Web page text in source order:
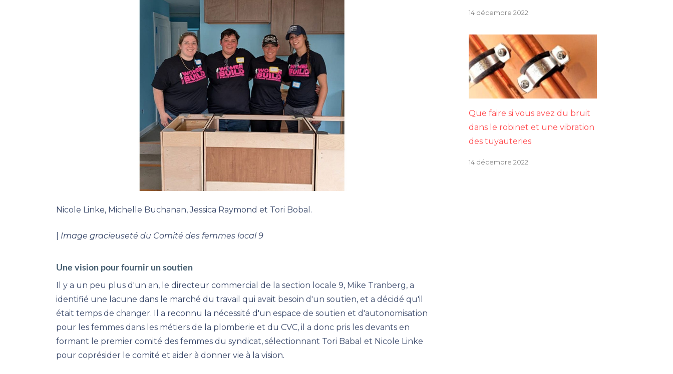
Nicole Linke, Michelle Buchanan, Jessica Raymond et Tori Bobal.
Image gracieuseté du Comité des femmes local 9
Une vision pour fournir un soutien
Il y a un peu plus d'un an, le directeur commercial de la section locale 9, Mike Tranberg, a
identifié une lacune dans le marché du travail qui avait besoin d'un soutien, et a décidé qu'il
était temps de changer. Il a reconnu la nécessité d'un espace de soutien et d'autonomisation
pour les femmes dans les métiers de la plomberie et du CVC, il a donc pris les devants en
formant le premier comité des femmes du syndicat, sélectionnant Tori Babal et Nicole Linke
pour coprésider le comité et aider à donner vie à la vision.
14 décembre 2022
Que faire si vous avez du bruit
dans le robinet et une vibration
des tuyauteries
14 décembre 2022